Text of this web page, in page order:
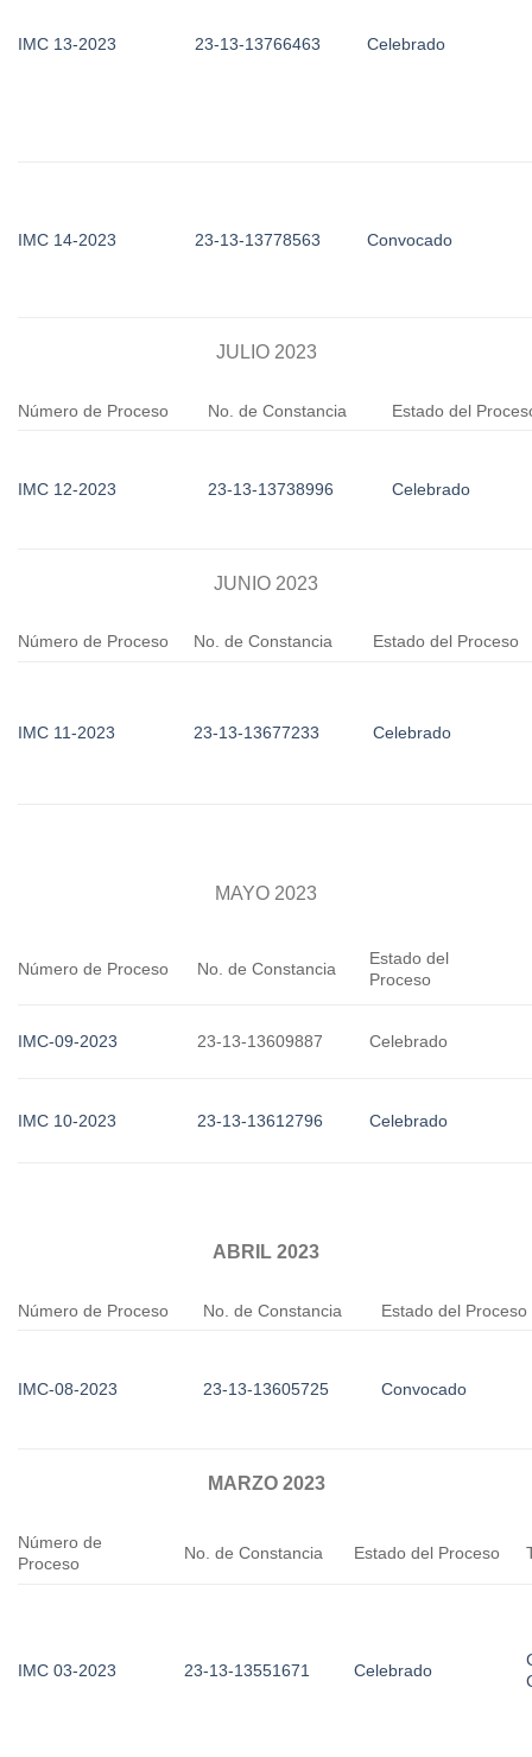
IMC 13-2023 23-13-13766463 Celebrado
IMC 14-2023 23-13-13778563 Convocado
JULIO 2023
Número de Proceso No. de Constancia Estado del
IMC 12-2023 23-13-13738996 Celebrado
JUNIO 2023
Número de Proceso No. de Constancia Estado del Proceso
IMC 11-2023 23-13-13677233 Celebrado
MAYO 2023
Número de Proceso No. de Constancia
Estado del
Proceso
IMC-09-2023 23-13-13609887 Celebrado
IMC 10-2023 23-13-13612796 Celebrado
ABRIL 2023
Número de Proceso No. de Constancia Estado del Proceso
IMC-08-2023 23-13-13605725 Convocado
MARZO 2023
Número de
Proceso
No. de Constancia Estado del Proceso
IMC 03-2023 23-13-13551671 Celebrado